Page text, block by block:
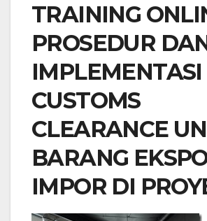
TRAINING
PROSEDUR
IMPLEMENTASI
CUSTOMS
CLEARANCE
BARANG
IMPOR DI